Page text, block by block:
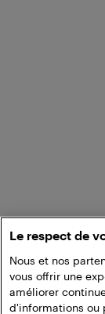
Le respect de
Nous et nos
vous offrir une
améliorer
d'informations ou